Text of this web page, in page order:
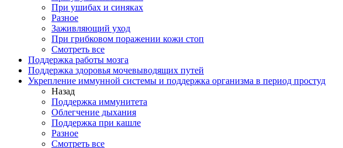
При ушибах и синяках
Разное
Заживляющий уход
При грибковом поражении кожи стоп
Смотреть все
Поддержка работы мозга
Поддержка здоровья мочевыводящих путей
Укрепление иммунной системы и поддержка организма в период простуд
Назад
Поддержка иммунитета
Облегчение дыхания
Поддержка при кашле
Разное
Смотреть все